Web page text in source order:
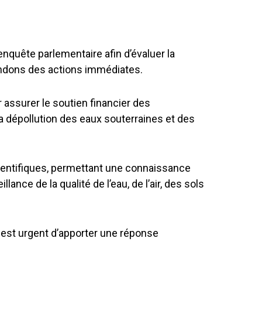
parlementaire afin d’évaluer la
des actions immédiates.
le soutien financier des
dépollution des eaux souterraines et des
permettant une connaissance
de la qualité de l’eau, de l’air, des sols
urgent d’apporter une réponse